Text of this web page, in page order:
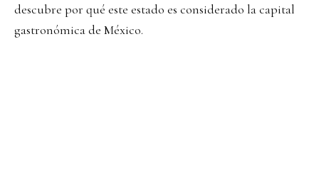
descubre por qué este estado es considerado la capital
gastronómica de México.